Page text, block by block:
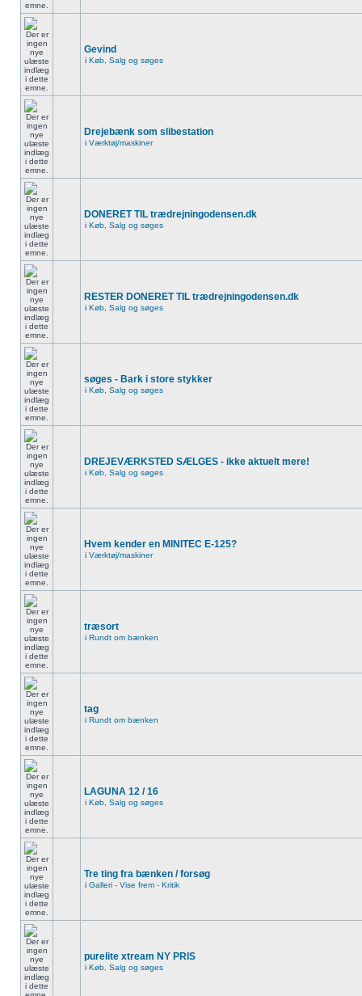
Gevind
i Køb, Salg og søges
Drejebænk som slibestation
i Værktøj/maskiner
DONERET TIL trædrejningodensen.dk
i Køb, Salg og søges
RESTER DONERET TIL trædrejningodensen.dk
i Køb, Salg og søges
søges - Bark i store stykker
i Køb, Salg og søges
DREJEVÆRKSTED SÆLGES - ikke aktuelt mere!
i Køb, Salg og søges
Hvem kender en MINITEC E-125?
i Værktøj/maskiner
træsort
i Rundt om bænken
tag
i Rundt om bænken
LAGUNA 12 / 16
i Køb, Salg og søges
Tre ting fra bænken / forsøg
i Galleri - Vise frem - Kritik
purelite xtream NY PRIS
i Køb, Salg og søges